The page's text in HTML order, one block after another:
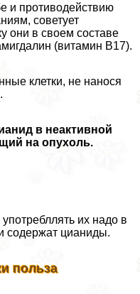
и противодействию
советует
они в своем составе
(витамин B17).
клетки, не нанося
в неактивной
на опухоль.
их надо в
содержат цианиды.
польза